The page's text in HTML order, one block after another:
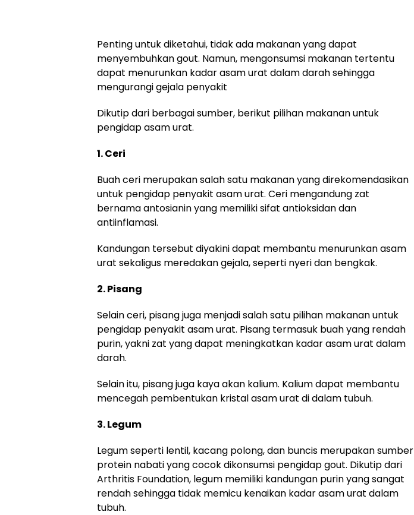
Penting untuk diketahui, tidak ada makanan yang dapat
menyembuhkan gout. Namun, mengonsumsi makanan tertentu
dapat menurunkan kadar asam urat dalam darah sehingga
mengurangi gejala penyakit
Dikutip dari berbagai sumber, berikut pilihan makanan untuk
pengidap asam urat.
1. Ceri
Buah ceri merupakan salah satu makanan yang direkomendasikan
untuk pengidap penyakit asam urat. Ceri mengandung zat
bernama antosianin yang memiliki sifat antioksidan dan
antiinflamasi.
Kandungan tersebut diyakini dapat membantu menurunkan asam
urat sekaligus meredakan gejala, seperti nyeri dan bengkak.
2. Pisang
Selain ceri, pisang juga menjadi salah satu pilihan makanan untuk
pengidap penyakit asam urat. Pisang termasuk buah yang rendah
purin, yakni zat yang dapat meningkatkan kadar asam urat dalam
darah.
Selain itu, pisang juga kaya akan kalium. Kalium dapat membantu
mencegah pembentukan kristal asam urat di dalam tubuh.
3. Legum
Legum seperti lentil, kacang polong, dan buncis merupakan sumber
protein nabati yang cocok dikonsumsi pengidap gout. Dikutip dari
Arthritis Foundation, legum memiliki kandungan purin yang sangat
rendah sehingga tidak memicu kenaikan kadar asam urat dalam
tubuh.